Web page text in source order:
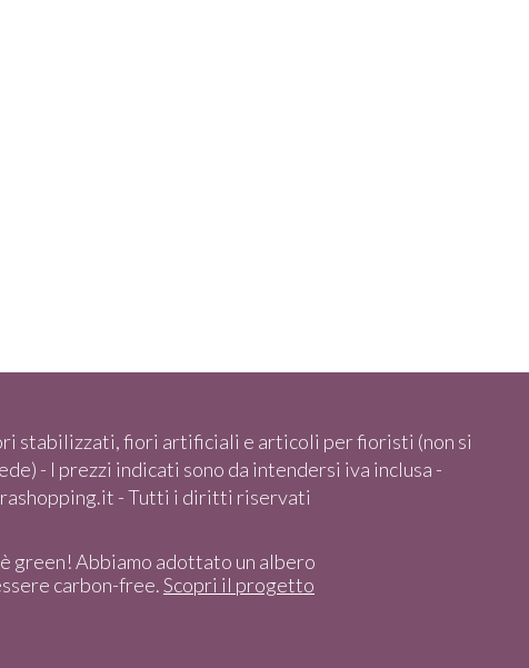
stabilizzati, fiori artificiali e articoli per fioristi (non si
- I prezzi indicati sono da intendersi iva inclusa -
- Tutti i diritti riservati
green! Abbiamo adottato un albero
carbon-free.Scopri il progetto